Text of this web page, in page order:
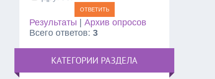
Результаты |Архив опросов
Всего ответов:3
КАТЕГОРИИ РАЗДЕЛА